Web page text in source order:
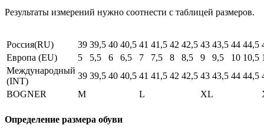
Результаты измерений нужно соотнести с таблицей размеров.
Россия(RU) 39 39,5 40 40,5 41 41,5 42 42,5 43 43,5 44 44,5
Европа (EU)
5 5,5 6 6,5 7 7,5 8 8,5 9 9,5 10 10,5
Международный
(INT)
39 39,5 40 40,5 41 41,5 42 42,5 43 43,5 44 44,5
BOGNER
M L XL
Определение размера обуви